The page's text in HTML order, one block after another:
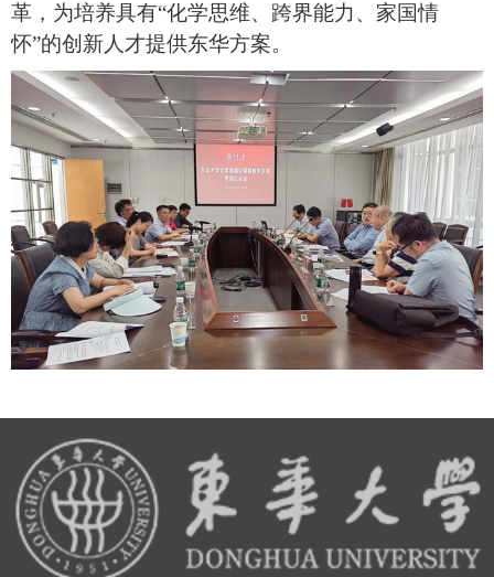
革，为培养具有“化学思维、跨界能力、家国情
怀”的创新人才提供东华方案。